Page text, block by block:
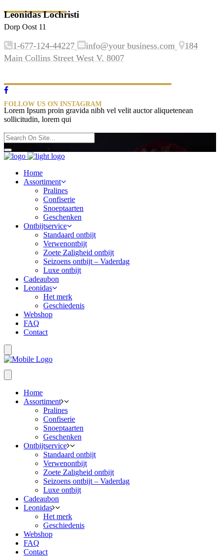
Leonidas Lochristi
Dorp Oost 11
1-677-124-44227 info@your business.com
184
Main Collins Street West V. 8007
FOLLOW US ON INSTAGRAM
Lorem Ipsum proin gravida nibh vel velit auctor aliquetenean
sollicitudin, lorem qui
Home
Assortiment
Pralines
Confiserie
Snoeptaarten
Geschenken
Ontbijtservice
Standaard ontbijt
Verwenontbijt
Zoete Zaligheid ontbijt
Seizoens ontbijt – Vaderdag
Luxe ontbijt
Cadeaubon
Leonidas
Het merk
Geschiedenis
Webshop
FAQ
Contact
Home
Assortiment
Pralines
Confiserie
Snoeptaarten
Geschenken
Ontbijtservice
Standaard ontbijt
Verwenontbijt
Zoete Zaligheid ontbijt
Seizoens ontbijt – Vaderdag
Luxe ontbijt
Cadeaubon
Leonidas
Het merk
Geschiedenis
Webshop
FAQ
Contact